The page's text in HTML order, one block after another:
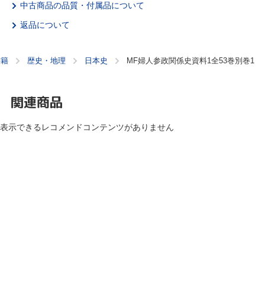
中古商品の品質・付属品について
返品について
歴史・地理 日本史 MF婦人参政関係史資料1全53巻別巻1
関連商品
表示できるレコメンドコンテンツがありません